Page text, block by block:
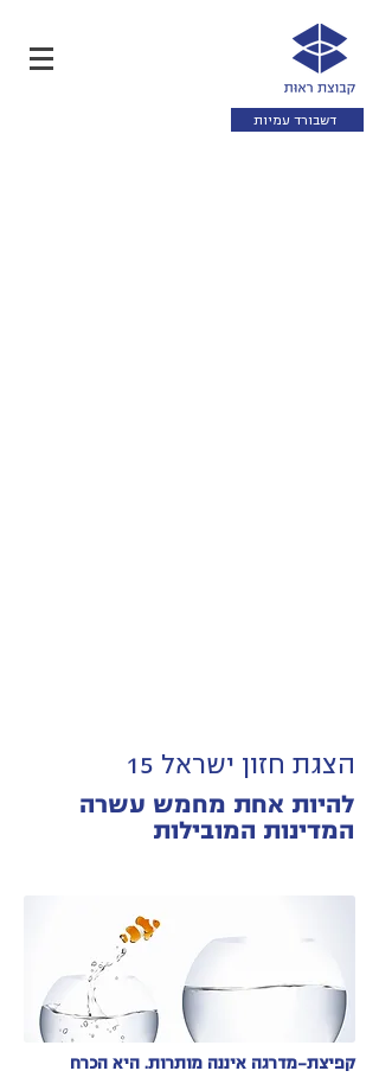
דשבורד עמיות
הצגת חזון ישראל 15
להיות אחת מחמש עשרה
המדינות המובילות
קפיצת-מדרגה איננה מותרות. היא הכרח